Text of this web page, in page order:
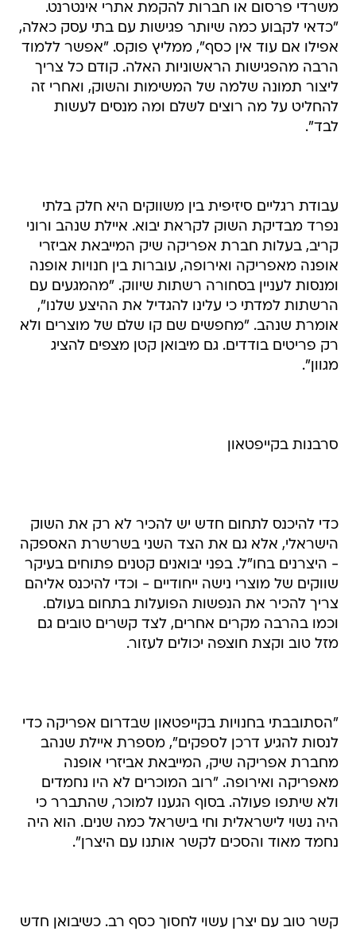
משרדי פרסום או חברות להקמת אתרי אינטרנט.
"כדאי לקבוע כמה שיותר פגישות עם בתי עסק כאלה,
אפילו אם עוד אין כסף", ממליץ פוקס. "אפשר ללמוד
הרבה מהפגישות הראשוניות האלה. קודם כל צריך
ליצור תמונה שלמה של המשימות והשוק, ואחרי זה
להחליט על מה רוצים לשלם ומה מנסים לעשות
לבד".
עבודת רגליים סיזיפית בין משווקים היא חלק בלתי
נפרד מבדיקת השוק לקראת יבוא. איילת שנהב ורוני
קריב, בעלות חברת אפריקה שיק המייבאת אביזרי
אופנה מאפריקה ואירופה, עוברות בין חנויות אופנה
ומנסות לעניין בסחורה רשתות שיווק. "מהמגעים עם
הרשתות למדתי כי עלינו להגדיל את ההיצע שלנו",
אומרת שנהב. "מחפשים שם קו שלם של מוצרים ולא
רק פריטים בודדים. גם מיבואן קטן מצפים להציג
מגוון".
סרבנות בקייפטאון
כדי להיכנס לתחום חדש יש להכיר לא רק את השוק
הישראלי, אלא גם את הצד השני בשרשרת האספקה
- היצרנים בחו"ל. בפני יבואנים קטנים פתוחים בעיקר
שווקים של מוצרי נישה ייחודיים - וכדי להיכנס אליהם
צריך להכיר את הנפשות הפועלות בתחום בעולם.
וכמו בהרבה מקרים אחרים, לצד קשרים טובים גם
מזל טוב וקצת חוצפה יכולים לעזור.
"הסתובבתי בחנויות בקייפטאון שבדרום אפריקה כדי
לנסות להגיע דרכן לספקים", מספרת איילת שנהב
מחברת אפריקה שיק, המייבאת אביזרי אופנה
מאפריקה ואירופה. "רוב המוכרים לא היו נחמדים
ולא שיתפו פעולה. בסוף הגענו למוכר, שהתברר כי
היה נשוי לישראלית וחי בישראל כמה שנים. הוא היה
נחמד מאוד והסכים לקשר אותנו עם היצרן".
קשר טוב עם יצרן עשוי לחסוך כסף רב. כשיבואן חדש